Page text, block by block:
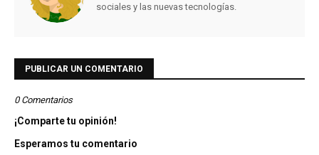
sociales y las nuevas tecnologías.
PUBLICAR UN COMENTARIO
0 Comentarios
¡Comparte tu opinión!
Esperamos tu comentario